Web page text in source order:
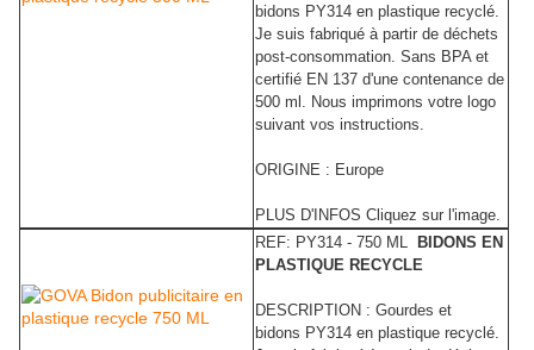
bidons PY314 en plastique recyclé.
Je suis fabriqué à partir de déchets
post-consommation. Sans BPA et
certifié EN 137 d'une contenance de
500 ml. Nous imprimons votre logo
suivant vos instructions.
ORIGINE : Europe
PLUS D'INFOS Cliquez sur l'image.
REF: PY314 - 750 ML
BIDONS EN
PLASTIQUE RECYCLE
DESCRIPTION : Gourdes et
bidons PY314 en plastique recyclé.